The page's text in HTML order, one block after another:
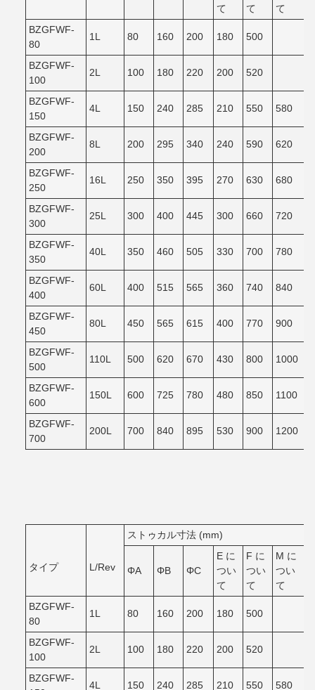
て
て
て
BZGFWF-
80
1L 80 160 200 180 500
BZGFWF-
100
2L 100 180 220 200 520
BZGFWF-
150
4L 150 240 285 210 550 580
BZGFWF-
200
8L 200 295 340 240 590 620
BZGFWF-
250
16L 250 350 395 270 630 680
BZGFWF-
300
25L 300 400 445 300 660 720
BZGFWF-
350
40L 350 460 505 330 700 780
BZGFWF-
400
60L 400 515 565 360 740 840
BZGFWF-
450
80L 450 565 615 400 770 900
BZGFWF-
500
110L 500 620 670 430 800 1000
BZGFWF-
600
150L 600 725 780 480 850 1100
BZGFWF-
700
200L 700 840 895 530 900 1200
タイプ L/Rev
ストゥカル寸法 (mm)
ΦA ΦB ΦC
E に
つい
て
F に
つい
て
M に
つい
て
BZGFWF-
80
1L 80 160 200 180 500
BZGFWF-
100
2L 100 180 220 200 520
BZGFWF-
4L 150 240 285 210 550 580